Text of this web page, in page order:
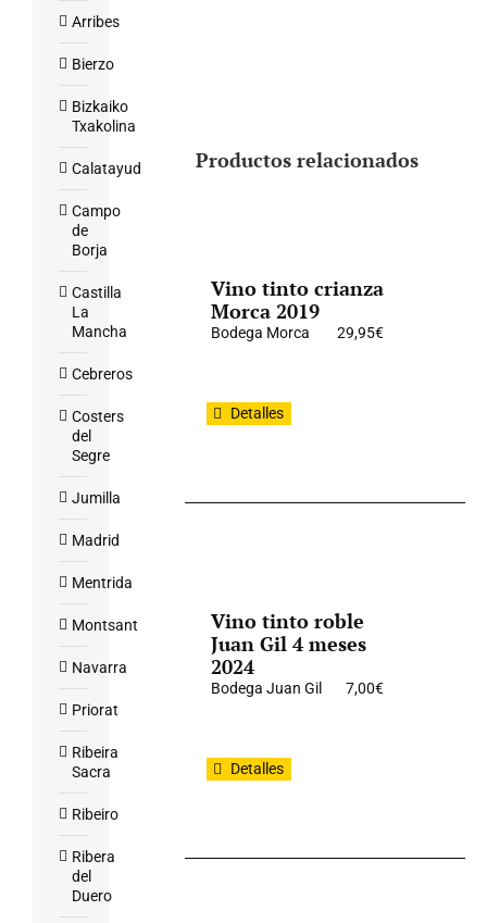
Productos relacionados
Vino tinto crianza
Morca 2019
Bodega Morca 29,95€
Detalles
Vino tinto roble
Juan Gil 4 meses
2024
Bodega Juan Gil 7,00€
Detalles
Arribes
Bierzo
Bizkaiko
Txakolina
Calatayud
Campo
de
Borja
Castilla
La
Mancha
Cebreros
Costers
del
Segre
Jumilla
Madrid
Mentrida
Montsant
Navarra
Priorat
Ribeira
Sacra
Ribeiro
Ribera
del
Duero